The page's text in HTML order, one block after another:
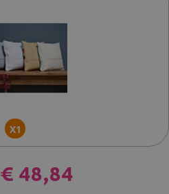
€ 48,84
X1